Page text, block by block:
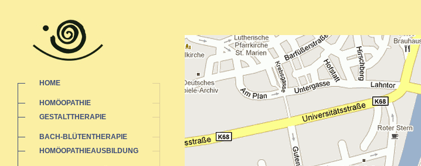
HOME
HOMÖOPATHIE
GESTALTTHERAPIE
BACH-BLÜTENTHERAPIE
HOMÖOPATHIEAUSBILDUNG